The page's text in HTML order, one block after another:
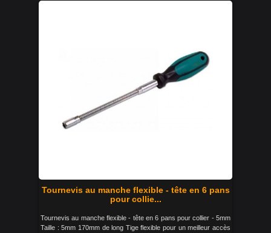
Tournevis au manche flexible - tête en 6 pans
pour collie...
Tournevis au manche flexible - tête en 6 pans pour collier - 5mm
Taille : 5mm 170mm de long Tige flexible pour un meilleur accès